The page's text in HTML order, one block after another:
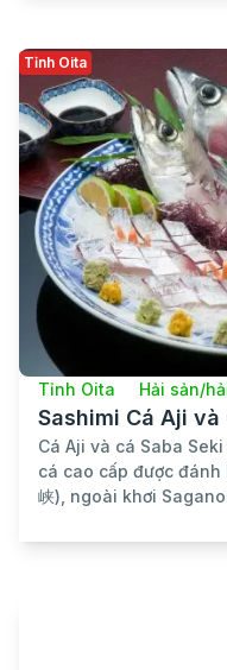
Tỉnh Oita
Tỉnh Oita Hải sản/
Sashimi Cá Aji và
Cá Aji và cá Saba
cá cao cấp được đánh
峡), ngoài khơi